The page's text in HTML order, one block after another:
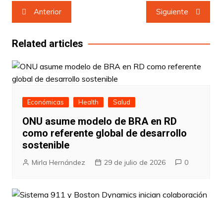
Navegación
de
entradas
Anterior Siguiente
Related articles
Económicas Health Salud
ONU asume modelo de BRA en RD
como referente global de desarrollo
sostenible
Mirla Hernández 29 de julio de 2026 0